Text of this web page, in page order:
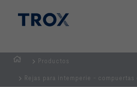
PRINCIPAL
Productos
Rejas para intemperie - compuertas